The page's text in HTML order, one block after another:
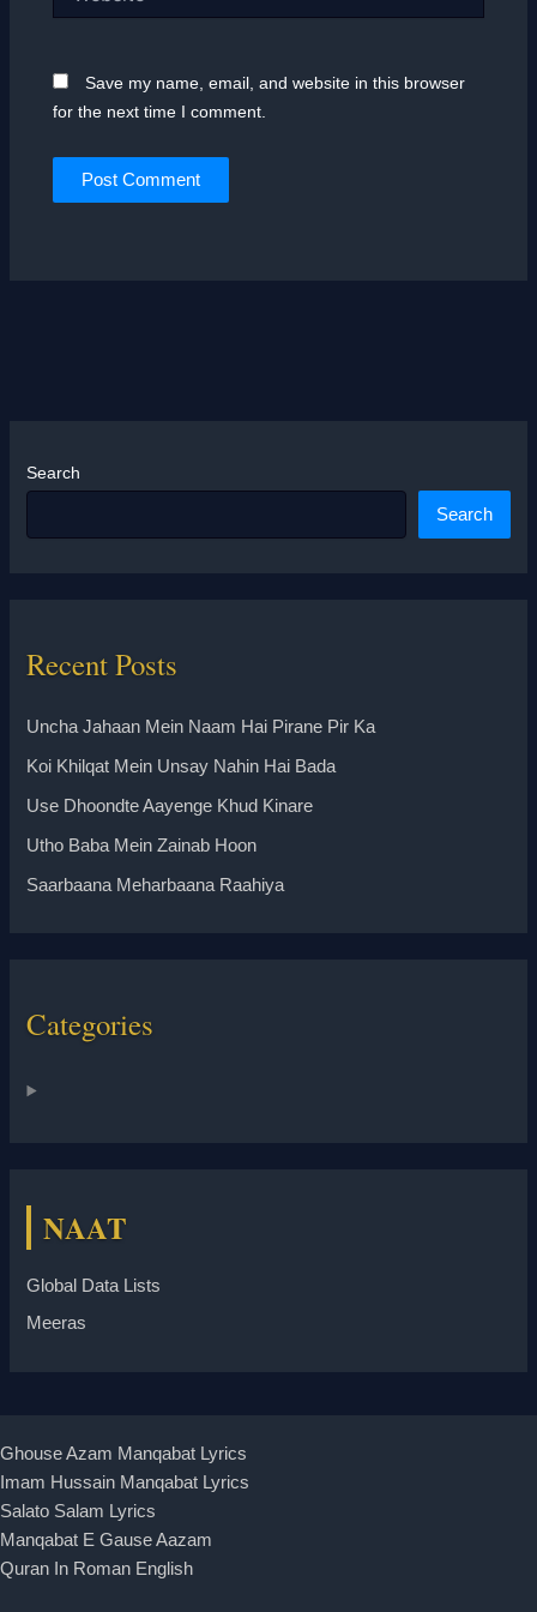
Save my name, email, and website in this browser
for the next time I comment.
Search
Search
Recent Posts
Uncha Jahaan Mein Naam Hai Pirane Pir Ka
Koi Khilqat Mein Unsay Nahin Hai Bada
Use Dhoondte Aayenge Khud Kinare
Utho Baba Mein Zainab Hoon
Saarbaana Meharbaana Raahiya
Categories
NAAT
Global Data Lists
Meeras
Ghouse Azam Manqabat Lyrics
Imam Hussain Manqabat Lyrics
Salato Salam Lyrics
Manqabat E Gause Aazam
Quran In Roman English